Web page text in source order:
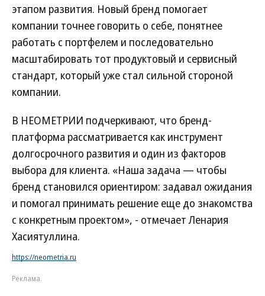
этапом развития. Новый бренд помогает
компании точнее говорить о себе, понятнее
работать с портфелем и последовательно
масштабировать тот продуктовый и сервисный
стандарт, который уже стал сильной стороной
компании.
В НЕОМЕТРИИ подчеркивают, что бренд-
платформа рассматривается как инструмент
долгосрочного развития и один из факторов
выбора для клиента. «Наша задача — чтобы
бренд становился ориентиром: задавал ожидания
и помогал принимать решение еще до знакомства
с конкретным проектом», - отмечает Ленария
Хасиятуллина.
https://neometria.ru
Реклама.